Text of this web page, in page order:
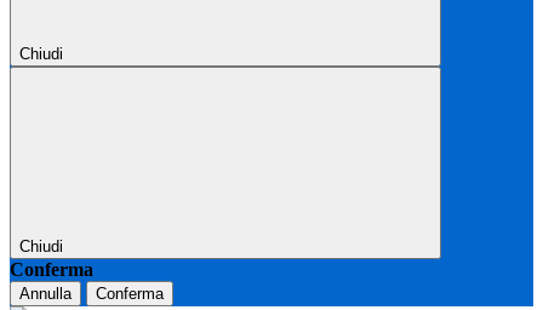
Chiudi
Chiudi
Conferma
Annulla Conferma